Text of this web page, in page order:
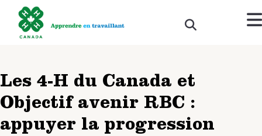
Les 4-H du Canada et
Objectif avenir RBC :
appuyer la progression